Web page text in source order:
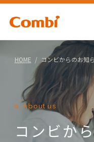
HOME コンビからのお知
About us
コンビか